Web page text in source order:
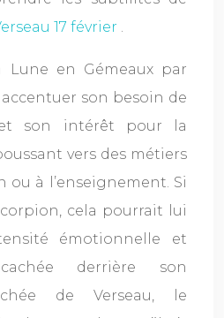
17 février .
en Gémeaux par
son besoin de
son intérêt pour la
vers des métiers
ou à l’enseignement. Si
cela pourrait lui
émotionnelle et
derrière son
de Verseau, le